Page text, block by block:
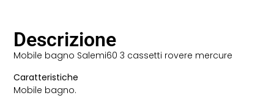
Descrizione
Mobile bagno Salemi60 3 cassetti rovere mercure
Caratteristiche
Mobile bagno.